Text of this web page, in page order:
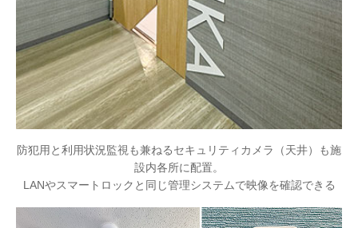
防犯用と利用状況監視も兼ねるセキュリティカメラ（天井）も施
設内各所に配置。
LANやスマートロックと同じ管理システムで映像を確認できる